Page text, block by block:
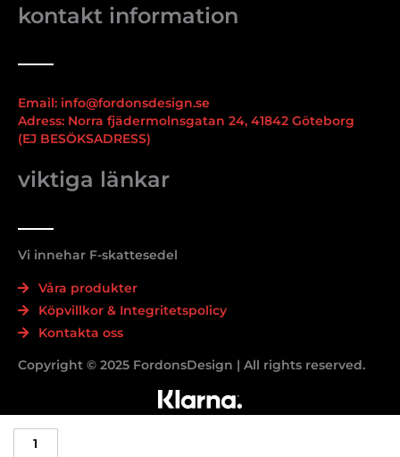
delat
kontakt information
Email: info@fordonsdesign.se
Adress: Norra fjädermolnsgatan 24, 41842 Göteborg
(EJ BESÖKSADRESS)
viktiga länkar
Vi innehar F-skattesedel
Våra produkter
Köpvillkor & Integritetspolicy
Kontakta oss
Copyright © 2025 FordonsDesign | All rights reserved.